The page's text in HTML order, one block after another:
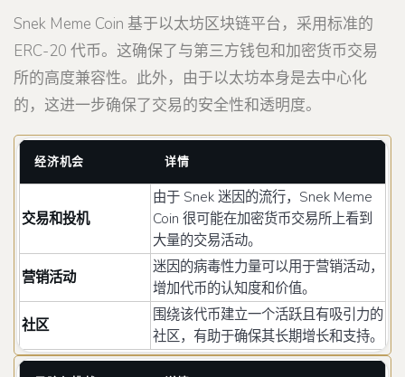
Snek Meme Coin 基于以太坊区块链平台，采用标准的
ERC-20 代币。这确保了与第三方钱包和加密货币交易
所的高度兼容性。此外，由于以太坊本身是去中心化
的，这进一步确保了交易的安全性和透明度。
经济机会 详情
交易和投机
由于 Snek 迷因的流行，Snek Meme
Coin 很可能在加密货币交易所上看到
大量的交易活动。
营销活动
迷因的病毒性力量可以用于营销活动，
增加代币的认知度和价值。
社区
围绕该代币建立一个活跃且有吸引力的
社区，有助于确保其长期增长和支持。